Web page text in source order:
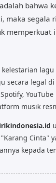
bahwa
maka segala
memperkuat
lagu
secara legal
musik
Cinta"
kepada